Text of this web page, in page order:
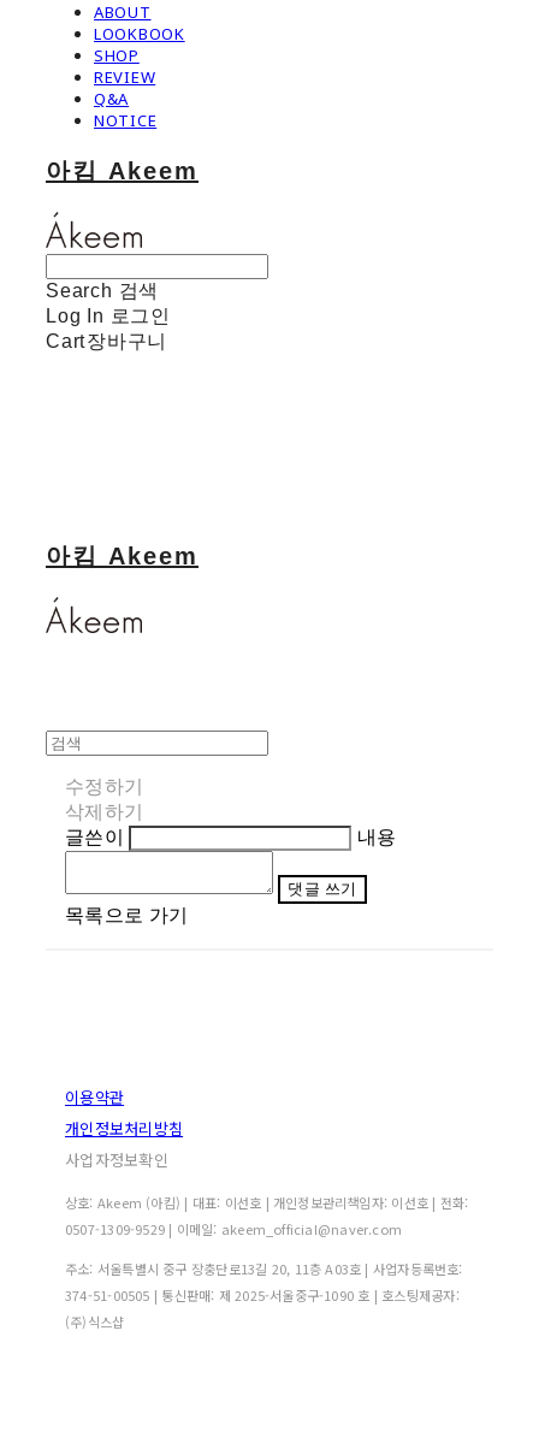
ABOUT
LOOKBOOK
SHOP
REVIEW
Q&A
NOTICE
아킴 Akeem
Search 검색
Log In 로그인
Cart장바구니
아킴 Akeem
수정하기
삭제하기
글쓴이
내용
댓글 쓰기
목록으로 가기
이용약관
개인정보처리방침
사업자정보확인
상호: Akeem (아킴) | 대표: 이선호 | 개인정보관리책임자: 이선호 | 전화:
0507-1309-9529 | 이메일: akeem_official@naver.com
주소: 서울특별시 중구 장충단로13길 20, 11층 A03호 | 사업자등록번호:
374-51-00505 | 통신판매: 제 2025-서울중구-1090 호 | 호스팅제공자:
(주)식스샵